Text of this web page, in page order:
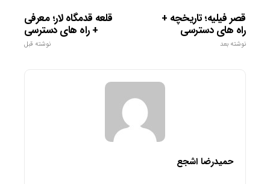
قلعه قدمگاه لار؛ معرفی
+ راه های دسترسی
نوشته قبل
قصر فیلیه؛ تاریخچه +
راه های دسترسی
نوشته بعد
حمیدرضا اشجع